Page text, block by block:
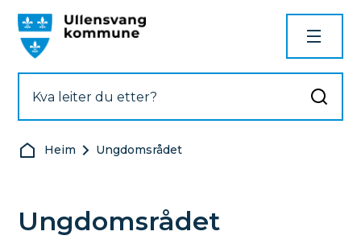
Du er her:
Heim Ungdomsrådet
Ungdomsrådet